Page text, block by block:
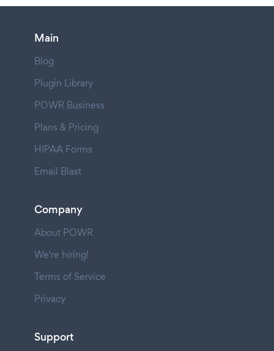
Main
Blog
Plugin Library
POWR Business
Plans & Pricing
HIPAA Forms
Email Blast
Company
About POWR
We're hiring!
Terms of Service
Privacy
Support